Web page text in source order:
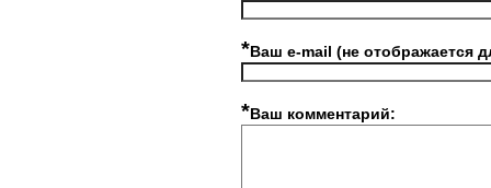
*Ваш e-mail (не отображается
*Ваш комментарий: